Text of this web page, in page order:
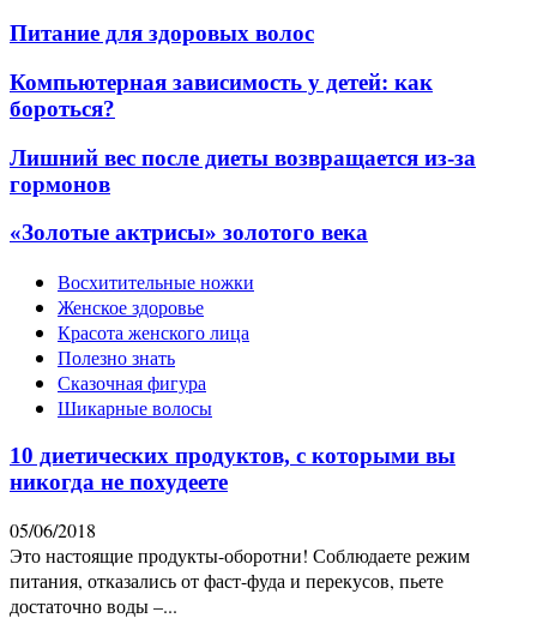
Питание для здоровых волос
Компьютерная зависимость у детей: как
бороться?
Лишний вес после диеты возвращается из-за
гормонов
«Золотые актрисы» золотого века
Восхитительные ножки
Женское здоровье
Красота женского лица
Полезно знать
Сказочная фигура
Шикарные волосы
10 диетических продуктов, с которыми вы
никогда не похудеете
05/06/2018
Это настоящие продукты-оборотни! Соблюдаете режим
питания, отказались от фаст-фуда и перекусов, пьете
достаточно воды –...